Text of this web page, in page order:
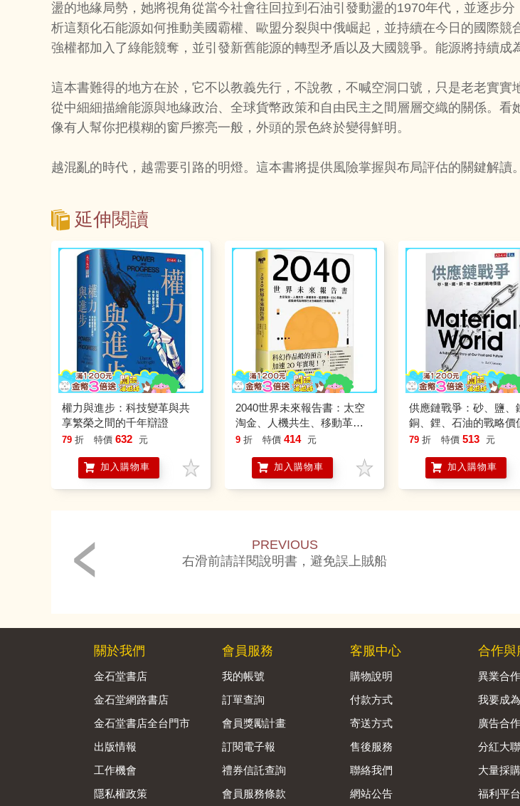
盪的地緣局勢，她將視角從當今社會往回拉到石油引發動盪的1970年代，並逐步分
析這類化石能源如何推動美國霸權、歐盟分裂與中俄崛起，並持續在今日的國際
強權都加入了綠能競奪，並引發新舊能源的轉型矛盾以及大國競爭。能源將持續成
這本書難得的地方在於，它不以教義先行，不說教，不喊空洞口號，只是老老實
從中細細描繪能源與地緣政治、全球貨幣政策和自由民主之間層層交織的關係。
像有人幫你把模糊的窗戶擦亮一般，外頭的景色終於變得鮮明。
越混亂的時代，越需要引路的明燈。這本書將提供風險掌握與布局評估的關鍵解讀。
延伸閱讀
權力與進步：科技變革與共
享繁榮之間的千年辯證
79 折 特價 632 元
加入購物車
2040世界未來報告書：太空
淘金、人機共生、移動革
命、能源戰爭、ESG策略，
9 折 特價 414 元
加入購物車
供應鏈戰爭：砂、鹽、
銅、鋰、石油的戰略價
79 折 特價 513 元
加入購物車
PREVIOUS
右滑前請詳閱說明書，避免誤上賊船
關於我們
金石堂書店
金石堂網路書店
金石堂書店全台門市
出版情報
工作機會
隱私權政策
會員服務
我的帳號
訂單查詢
會員獎勵計畫
訂閱電子報
禮券信託查詢
會員服務條款
客服中心
購物說明
付款方式
寄送方式
售後服務
聯絡我們
網站公告
合作與
異業合作
我要成
廣告合作
分紅大
大量採購
福利平台